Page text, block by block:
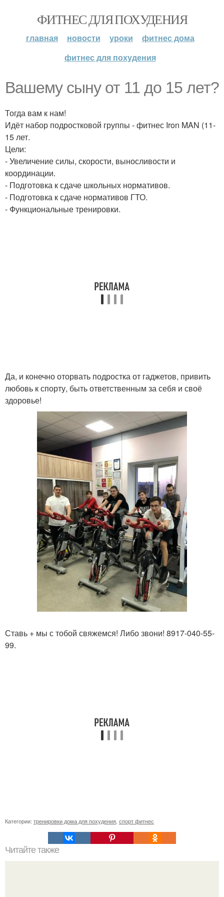
ФИТНЕС ДЛЯ ПОХУДЕНИЯ
главная новости уроки
фитнес дома
фитнес для похудения
Вашему сыну от 11 до 15 лет?
Тогда вам к нам!
Идёт набор подростковой группы - фитнес Iron MAN (11-
15 лет.
Цели:
- Увеличение силы, скорости, выносливости и
координации.
- Подготовка к сдаче школьных нормативов.
- Подготовка к сдаче нормативов ГТО.
- Функциональные тренировки.
Да, и конечно оторвать подростка от гаджетов, привить
любовь к спорту, быть ответственным за себя и своё
здоровье!
Ставь + мы с тобой свяжемся! Либо звони! 8917-040-55-
99.
Категории: тренировки дома для похудения спорт фитнес
Читайте также